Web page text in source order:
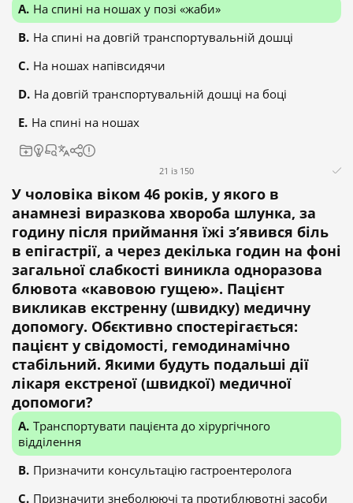
На спині на ношах у позі «жаби»
На спині на довгій транспортувальній дошці
На ношах напівсидячи
На довгій транспортувальній дошці на боці
На спині на ношах
21 із 150
У чоловіка віком 46 років, у якого в
анамнезі виразкова хвороба шлунка, за
годину після приймання їжі з’явився біль
в епігастрії, а через декілька годин на фоні
загальної слабкості виникла одноразова
блювота «кавовою гущею». Пацієнт
викликав екстренну (швидку) медичну
допомогу. Обєктивно спостерігається:
пацієнт у свідомості, гемодинамічно
стабільний. Якими будуть подальші дії
лікаря екстреної (швидкої) медичної
допомоги?
Транспортувати пацієнта до хірургічного
відділення
Призначити консультацію гастроентеролога
Призначити знеболюючі та протиблювотні засоби